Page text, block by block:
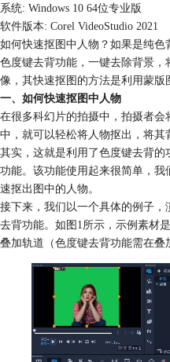
系统: Windows 10 64位专业版
软件版本: Corel VideoStudio 2021
如何快速抠图中人物？如果是纯
色度键去背功能，一键去除背景
像，其快速抠图的方法是利用蒙版
一、如何快速抠图中人物
在很多科幻片的拍摄中，拍摄者
中，就可以轻松将人物抠出，将其
其实，这就是利用了色度键去背
功能。该功能使用起来很简单，
速抠出图中的人物。
接下来，我们以一个具体的例子
去背功能。如图1所示，示例素材
叠加轨道（色度键去背功能需在叠